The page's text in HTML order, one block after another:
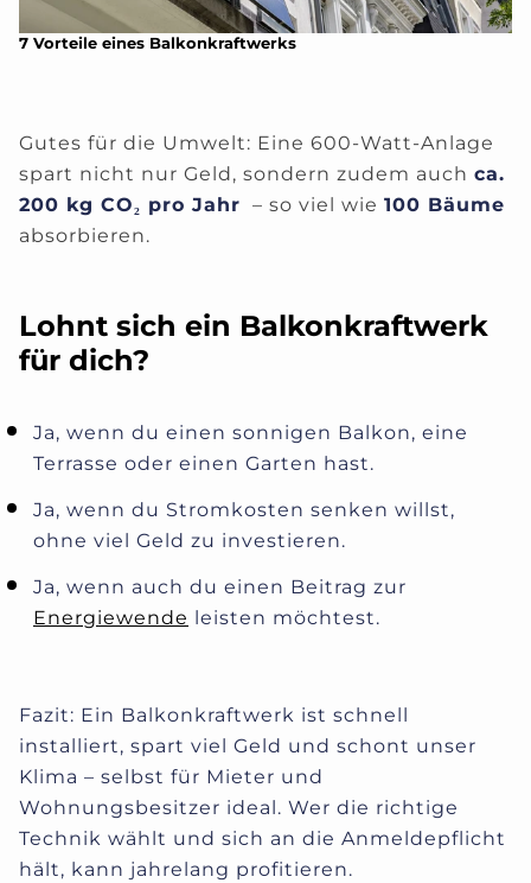
7 Vorteile eines Balkonkraftwerks
Gutes für die Umwelt: Eine 600-Watt-Anlage
spart nicht nur Geld, sondern zudem auch ca.
200 kg CO₂ pro Jahr – so viel wie 100 Bäume
absorbieren.
Lohnt sich ein Balkonkraftwerk
für dich?
Ja, wenn du einen sonnigen Balkon, eine
Terrasse oder einen Garten hast.
Ja, wenn du Stromkosten senken willst,
ohne viel Geld zu investieren.
Ja, wenn auch du einen Beitrag zur
Energiewende leisten möchtest.
Fazit: Ein Balkonkraftwerk ist schnell
installiert, spart viel Geld und schont unser
Klima – selbst für Mieter und
Wohnungsbesitzer ideal. Wer die richtige
Technik wählt und sich an die Anmeldepflicht
hält, kann jahrelang profitieren.